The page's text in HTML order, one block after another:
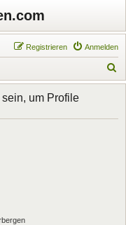
Anmelden
Registrieren
u
h
um Profile